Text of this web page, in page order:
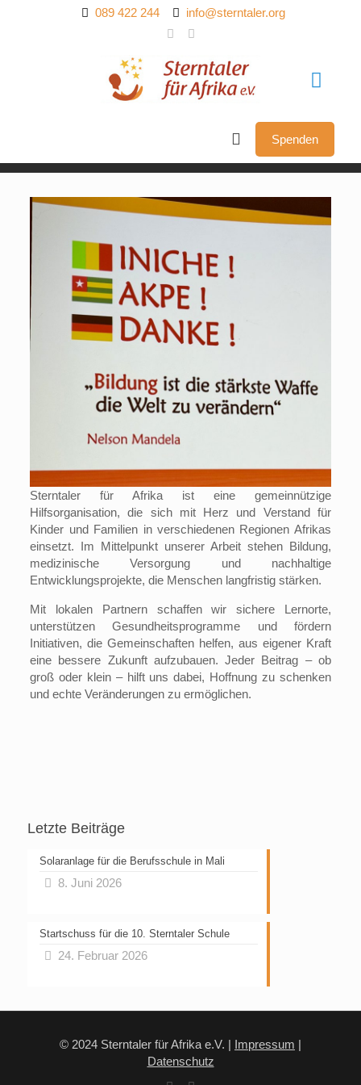
089 422 244 info@sterntaler.org
Spenden
Sterntaler für Afrika ist eine gemeinnützige
Hilfsorganisation, die sich mit Herz und Verstand für
Kinder und Familien in verschiedenen Regionen Afrikas
einsetzt. Im Mittelpunkt unserer Arbeit stehen Bildung,
medizinische Versorgung und nachhaltige
Entwicklungsprojekte, die Menschen langfristig stärken.
Mit lokalen Partnern schaffen wir sichere Lernorte,
unterstützen Gesundheitsprogramme und fördern
Initiativen, die Gemeinschaften helfen, aus eigener Kraft
eine bessere Zukunft aufzubauen. Jeder Beitrag – ob
groß oder klein – hilft uns dabei, Hoffnung zu schenken
und echte Veränderungen zu ermöglichen.
Letzte Beiträge
Solaranlage für die Berufsschule in Mali
8. Juni 2026
Startschuss für die 10. Sterntaler Schule
24. Februar 2026
© 2024 Sterntaler für Afrika e.V. | Impressum |
Datenschutz